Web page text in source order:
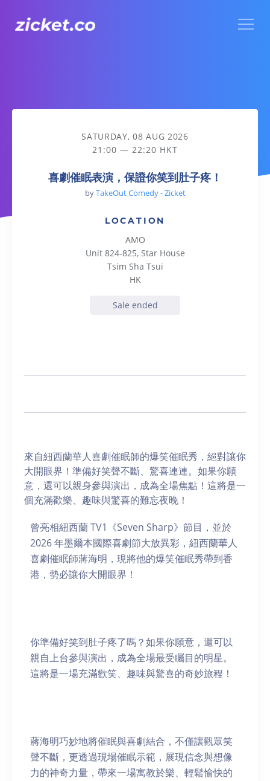
喜劇催眠表演，保證你笑到肚子疼！
SATURDAY, 08 AUG 2026
21:00 — 22:20 HKT
喜劇催眠表演，保證你笑到肚子疼！
byTakeOut Comedy - Zicket
LOCATION
AMO
Unit 824-825, Star House
Tsim Sha Tsui
HK
Sale ended
來自紐西蘭華人喜劇催眠師的爆笑催眠秀，絕對讓你
大開眼界！準備好笑聲不斷、驚喜連連。如果你願
意，還可以親身參與演出，成為全場焦點！這將是一
個充滿歡樂、趣味與驚喜的難忘夜晚！
曾亮相紐西蘭 TV1《Seven Sharp》節目，並於
2026 年墨爾本國際喜劇節大放異彩，紐西蘭華人
喜劇催眠師蔣海明，現將他的爆笑催眠秀帶到香
港，勢必讓你大開眼界！
你準備好笑到肚子疼了嗎？如果你願意，還可以
親自上台參與演出，成為全場最受矚目的明星。
這將是一場充滿歡笑、趣味與驚喜的奇妙旅程！
蔣海明巧妙地將催眠與喜劇結合，不僅讓觀眾笑
聲不斷，更透過現場催眠示範，展現信念與想像
力的神奇力量，帶來一場寓教於樂、輕鬆愉快的